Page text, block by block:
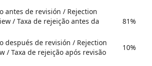
antes de revisión / Rejection
/ Taxa de rejeição antes da
81%
después de revisión / Rejection
/ Taxa de rejeição após revisão
10%